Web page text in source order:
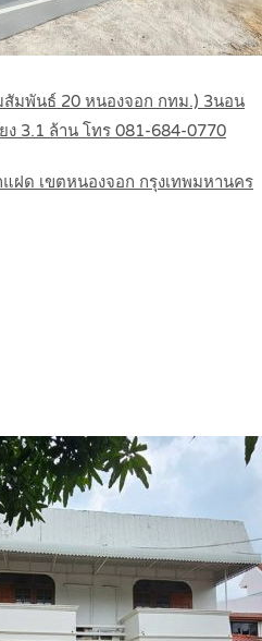
สัมพันธ์ 20 หนองจอก กทม.) 3นอน
ง 3.1 ล้าน โทร 081-684-0770
ฝด เขตหนองจอก กรุงเทพมหานคร